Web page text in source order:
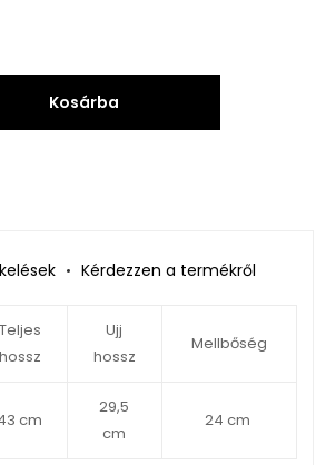
Kosárba
Kérdezzen a termékről
Teljes
hossz
Ujj
hossz
Mellbőség
cm
29,5
cm
24 cm